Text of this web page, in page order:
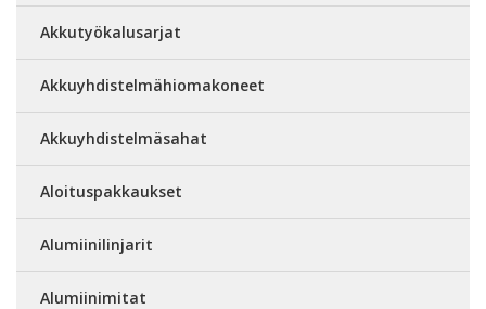
Akkutyökalusarjat
Akkuyhdistelmähiomakoneet
Akkuyhdistelmäsahat
Aloituspakkaukset
Alumiinilinjarit
Alumiinimitat